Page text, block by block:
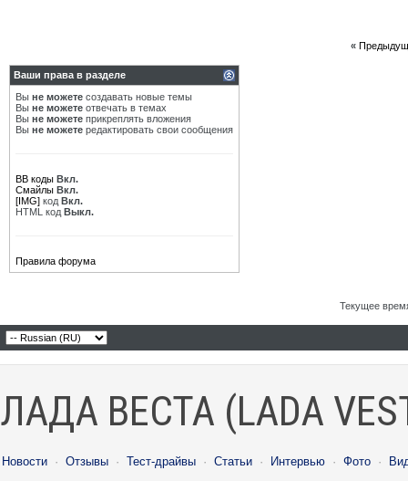
«
Ваши права в разделе
Вы не можете создавать новые темы
Вы не можете отвечать в темах
Вы не можете прикреплять вложения
Вы не можете редактировать свои сообщения
BB коды Вкл.
Смайлы Вкл.
[IMG] код Вкл.
HTML код Выкл.
Правила форума
Текущее
ЛАДА ВЕСТА (LADA
Новости · Отзывы · Тест-драйвы · Статьи · Интервью · Фото ·